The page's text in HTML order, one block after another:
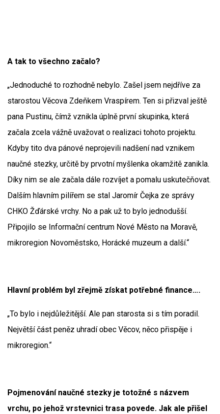
A tak to všechno začalo?
„Jednoduché to rozhodně nebylo. Zašel jsem nejdříve za
starostou Věcova Zdeňkem Vraspírem. Ten si přizval ještě
pana Pustinu, čímž vznikla úplně první skupinka, která
začala zcela vážně uvažovat o realizaci tohoto projektu.
Kdyby tito dva pánové neprojevili nadšení nad vznikem
naučné stezky, určitě by prvotní myšlenka okamžitě zanikla.
Díky nim se ale začala dále rozvíjet a pomalu uskutečňovat.
Dalším hlavním pilířem se stal Jaromír Čejka ze správy
CHKO Žďárské vrchy. No a pak už to bylo jednodušší.
Připojilo se Informační centrum Nové Město na Moravě,
mikroregion Novoměstsko, Horácké muzeum a další.“
Hlavní problém byl zřejmě získat potřebné finance….
„To bylo i nejdůležitější. Ale pan starosta si s tím poradil.
Největší část peněz uhradí obec Věcov, něco přispěje i
mikroregion.“
Pojmenování naučné stezky je totožné s názvem
vrchu, po jehož vrstevnici trasa povede. Jak ale přišel